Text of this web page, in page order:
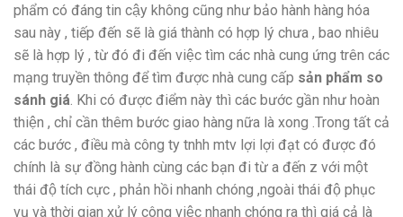
phẩm có đáng tin cậy không cũng như bảo hành hàng hóa
sau này , tiếp đến sẽ là giá thành có hợp lý chưa , bao nhiêu
sẽ là hợp lý , từ đó đi đến việc tìm các nhà cung ứng trên các
mạng truyền thông để tìm được nhà cung cấp sản phẩm so
sánh giá . Khi có được điểm này thì các bước gần như hoàn
thiện , chỉ cần thêm bước giao hàng nữa là xong .Trong tất cả
các bước , điều mà công ty tnhh mtv lợi lợi đạt có được đó
chính là sự đồng hành cùng các bạn đi từ a đến z với một
thái độ tích cực , phản hồi nhanh chóng ,ngoài thái độ phục
vụ và thời gian xử lý công việc nhanh chóng ra thì giá cả là